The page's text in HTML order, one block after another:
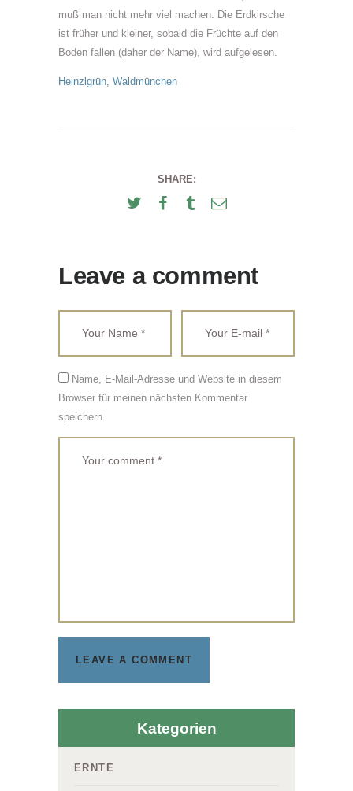
muß man nicht mehr viel machen. Die Erdkirsche
ist früher und kleiner, sobald die Früchte auf den
Boden fallen (daher der Name), wird aufgelesen.
Heinzlgrün Waldmünchen
SHARE:
Leave a comment
Name, E-Mail-Adresse und Website in diesem
Browser für meinen nächsten Kommentar
speichern.
Kategorien
ERNTE